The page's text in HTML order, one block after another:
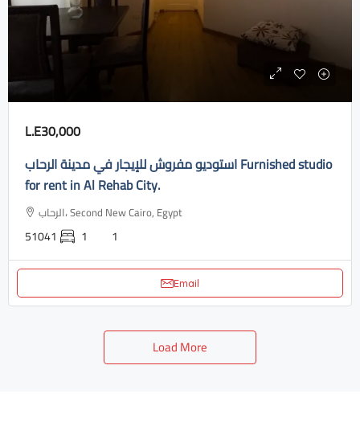
L.E30,000
استوديو مفروش للإيجار في مدينة الرحاب Furnished studio
for rent in Al Rehab City.
الرحاب، Second New Cairo, Egypt
51041 1 1
Email
Load More